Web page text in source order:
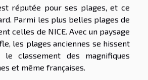
réputée pour ses plages, et ce
Parmi les plus belles plages de
celles de NICE. Avec un paysage
les plages anciennes se hissent
classement des magnifiques
et même françaises.